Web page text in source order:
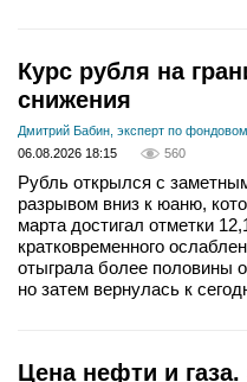
Курс рубля на
снижения
Дмитрий Бабин, эксперт по
06.08.2026 18:15
560
Рубль открылся с
разрывом вниз к юаню,
марта достигал отметки
кратковременного
отыграла более половины
но затем вернулась к
Цена нефти и